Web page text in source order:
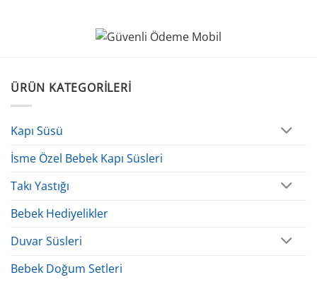
ÜRÜN KATEGORILERI
Kapı Süsü
İsme Özel Bebek Kapı Süsleri
Takı Yastığı
Bebek Hediyelikler
Duvar Süsleri
Bebek Doğum Setleri